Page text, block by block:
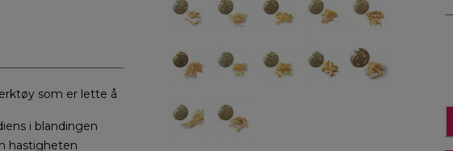
som er lette å
i blandingen
hastigheten